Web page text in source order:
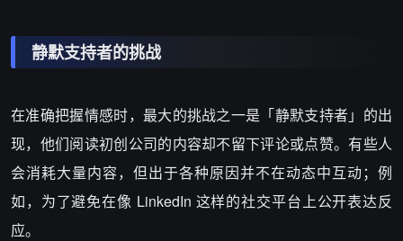
静默支持者的挑战
在准确把握情感时，最大的挑战之一是「静默支持者」的出
现，他们阅读初创公司的内容却不留下评论或点赞。有些人
会消耗大量内容，但出于各种原因并不在动态中互动；例
如，为了避免在像 LinkedIn 这样的社交平台上公开表达反
应。